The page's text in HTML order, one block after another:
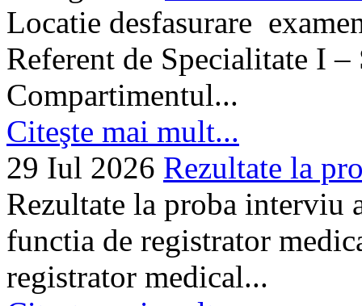
Locatie desfasurare
Referent de Specialitate I
Compartimentul...
Citeşte mai mult...
29 Iul 2026 Rezultate la
Rezultate la proba interviu
functia de registrator
registrator medical...